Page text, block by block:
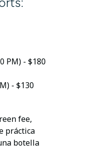
PM) - $180
- $130
fee,
práctica
botella